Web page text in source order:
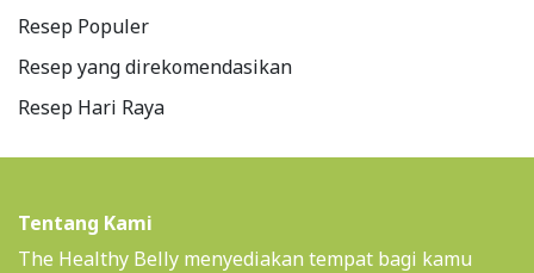
Resep Populer
Resep yang direkomendasikan
Resep Hari Raya
Tentang Kami
The Healthy Belly menyediakan tempat bagi kamu